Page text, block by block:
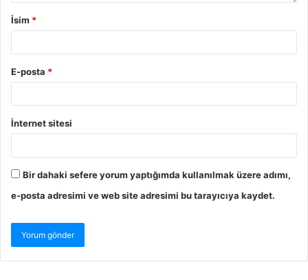
İsim *
E-posta *
İnternet sitesi
Bir dahaki sefere yorum yaptığımda kullanılmak üzere adımı,
e-posta adresimi ve web site adresimi bu tarayıcıya kaydet.